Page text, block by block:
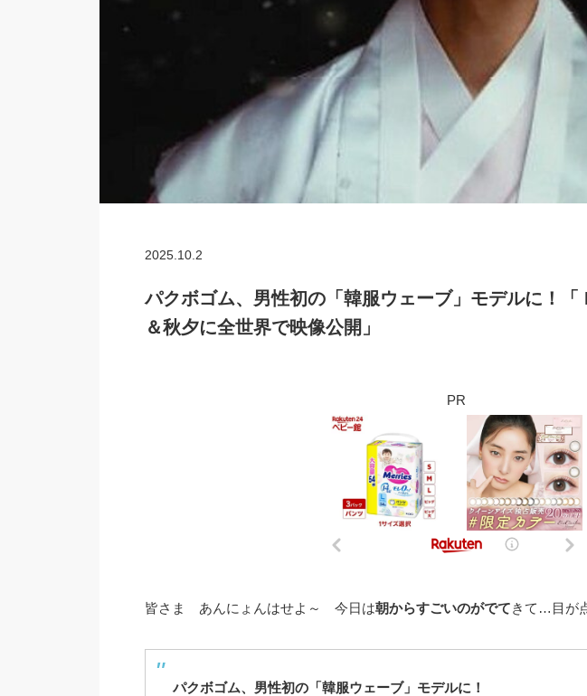
2025.10.2
パクボゴム、男性初の「韓服ウェーブ」モデルに！
＆秋夕に全世界で映像公開」
PR
皆さま あんにょんはせよ～ 今日は朝からすごいのがでてきて…目が
パクボゴム、男性初の「韓服ウェーブ」モデルに！